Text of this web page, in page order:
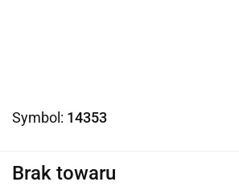
Symbol: 14353
Brak towaru